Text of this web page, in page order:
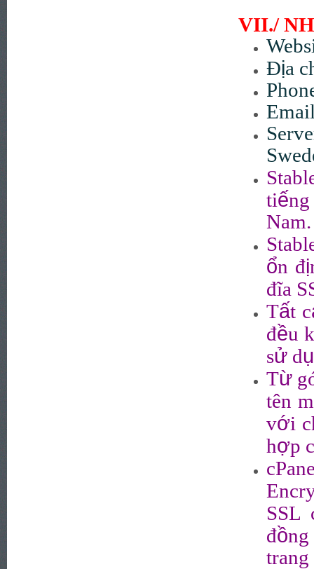
VII./
Địa
tiế
Nam.
ổn đị
đĩa
Tất c
đều
sử dụ
Từ
tên
với
hợp
SSL
đồ